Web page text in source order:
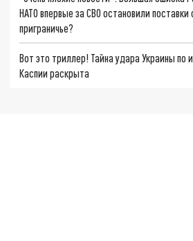
НАТО впервые за СВО остановили
приграничье?
Вот это триллер! Тайна удара Украины по
Каспии раскрыта